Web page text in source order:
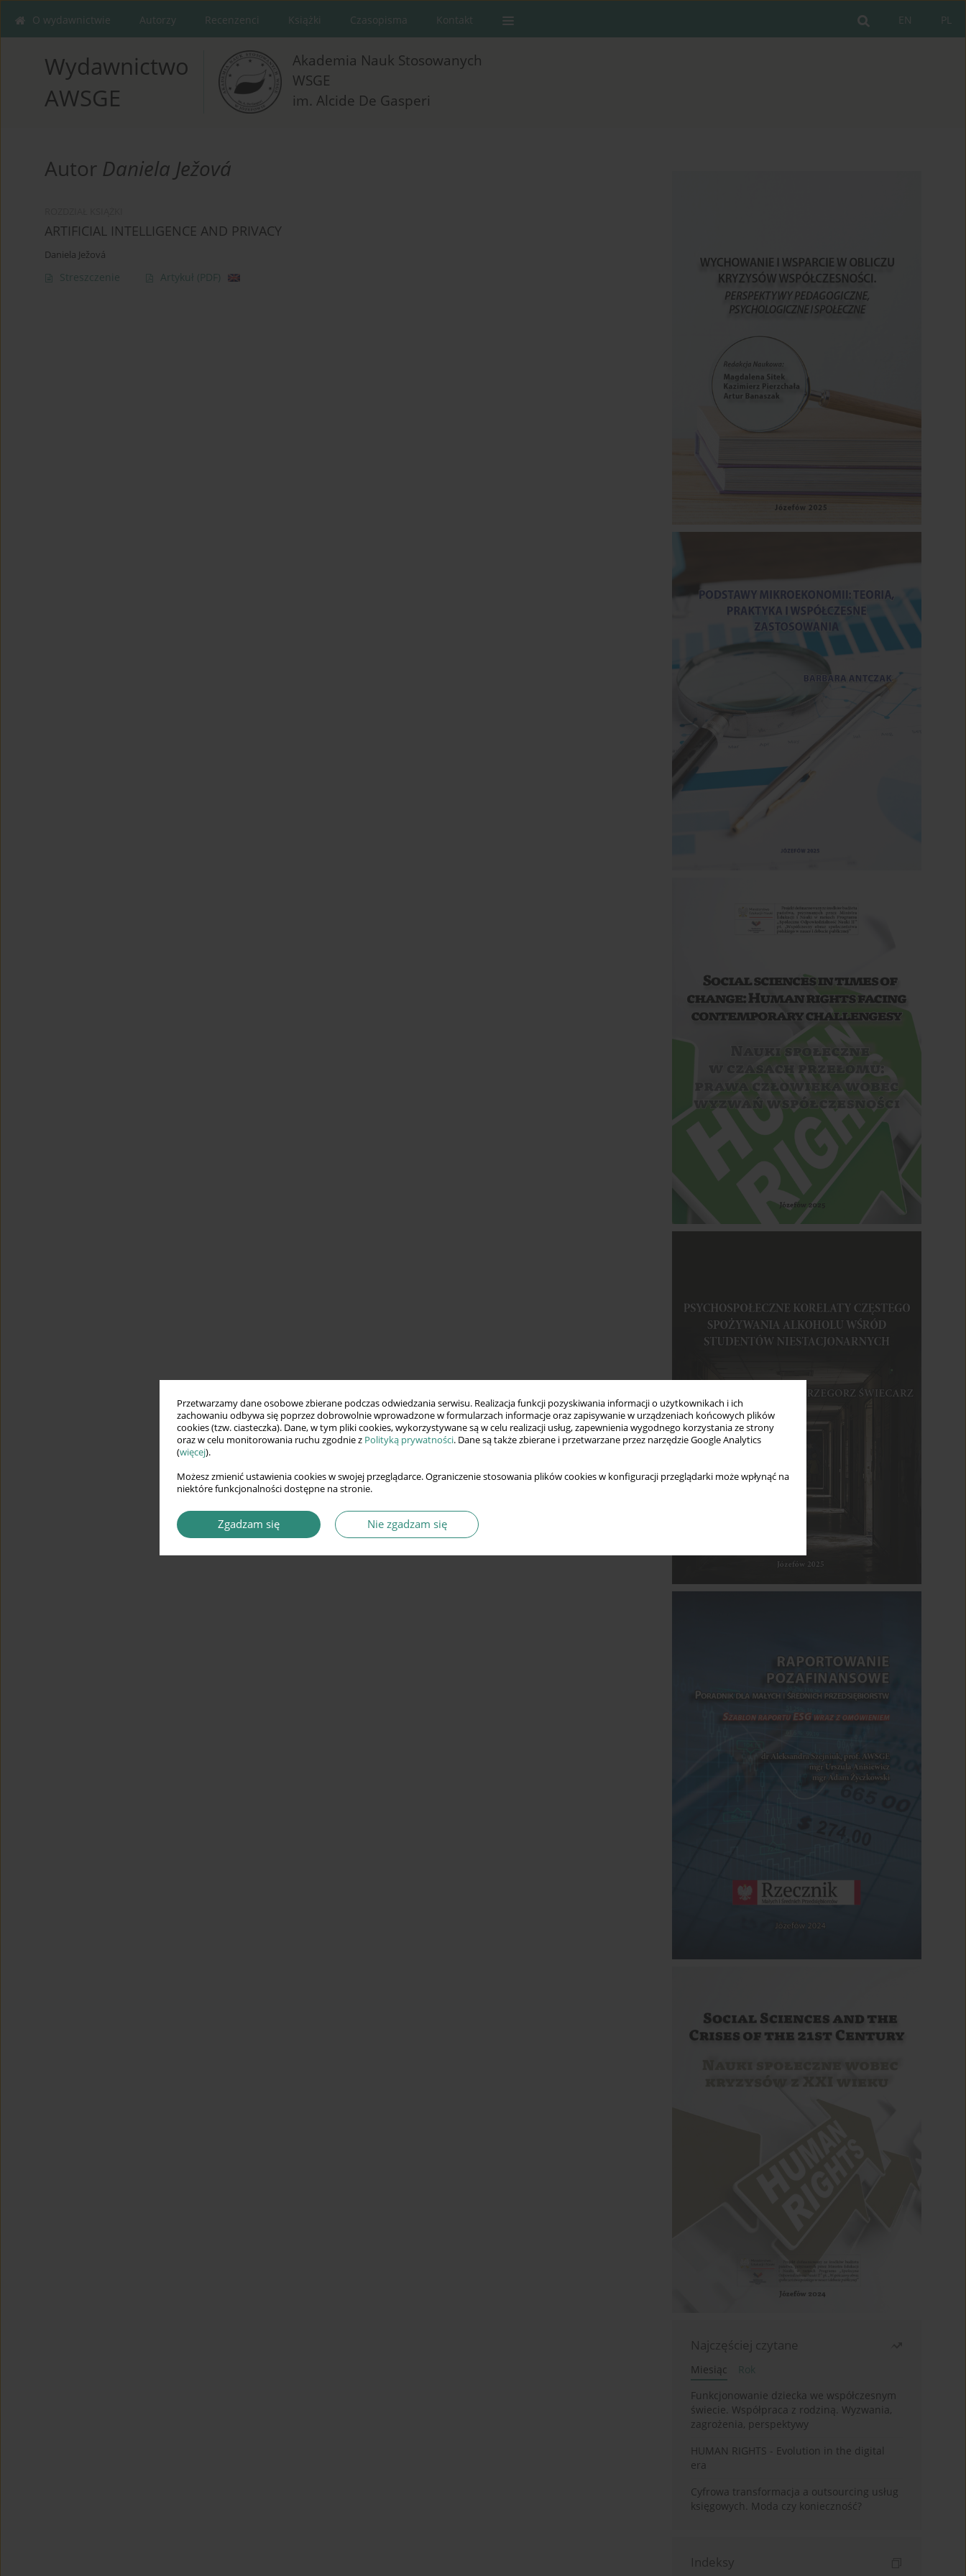
Przetwarzamy dane osobowe zbierane podczas odwiedzania serwisu. Realizacja funkcji pozyskiwania informacji o użytkownikach i ich
zachowaniu odbywa się poprzez dobrowolnie wprowadzone w formularzach informacje oraz zapisywanie w urządzeniach końcowych plików
cookies (tzw. ciasteczka). Dane, w tym pliki cookies, wykorzystywane są w celu realizacji usług, zapewnienia wygodnego korzystania ze strony
oraz w celu monitorowania ruchu zgodnie z Polityką prywatności. Dane są także zbierane i przetwarzane przez narzędzie Google Analytics
(więcej).
Możesz zmienić ustawienia cookies w swojej przeglądarce. Ograniczenie stosowania plików cookies w konfiguracji przeglądarki może wpłynąć na
niektóre funkcjonalności dostępne na stronie.
Zgadzam się Nie zgadzam się
PL
EN
O wydawnictwie Autorzy Recenzenci Książki Czasopisma Kontakt
Wydawnictwo
AWSGE
Akademia Nauk Stosowanych
WSGE
im. Alcide De Gasperi
Autor Daniela Ježová
ARTIFICIAL INTELLIGENCE AND PRIVACY
Daniela Ježová
Streszczenie Artykuł (PDF)
Najczęściej czytane
Miesiąc
Rok
Funkcjonowanie dziecka we współczesnym
świecie. Współpraca z rodziną. Wyzwania,
zagrożenia, perspektywy
HUMAN RIGHTS - Evolution in the digital
era
Cyfrowa transformacja a outsourcing usług
księgowych. Moda czy konieczność?
Indeksy